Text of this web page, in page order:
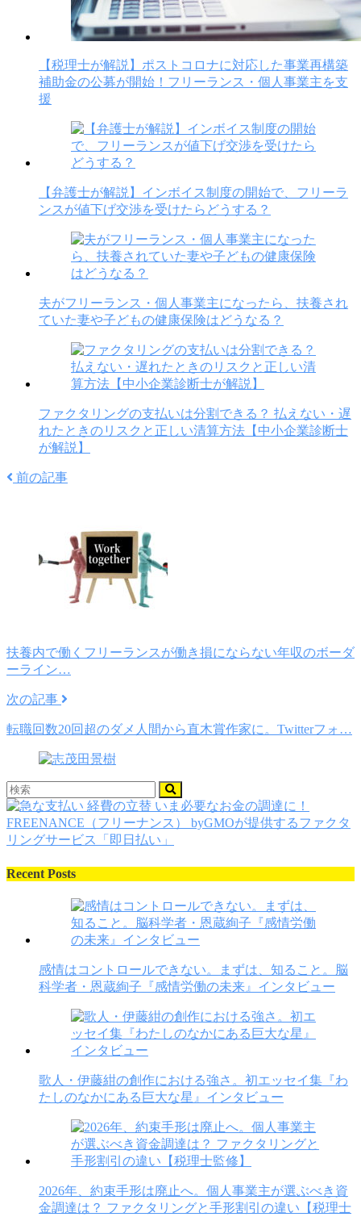
【税理士が解説】ポストコロナに対応した事業再構築
補助金の公募が開始！フリーランス・個人事業主を支
援
【弁護士が解説】インボイス制度の開始で、フリーラ
ンスが値下げ交渉を受けたらどうする？
夫がフリーランス・個人事業主になったら、扶養され
ていた妻や子どもの健康保険はどうなる？
ファクタリングの支払いは分割できる？ 払えない・遅
れたときのリスクと正しい清算方法【中小企業診断士
が解説】
前の記事
扶養内で働くフリーランスが働き損にならない年収のボーダ
ーライン…
次の記事
転職回数20回超のダメ人間から直木賞作家に。Twitterフォ…
Recent Posts
感情はコントロールできない。まずは、知ること。脳
科学者・恩蔵絢子『感情労働の未来』インタビュー
歌人・伊藤紺の創作における強さ。初エッセイ集『わ
たしのなかにある巨大な星』インタビュー
2026年、約束手形は廃止へ。個人事業主が選ぶべき資
金調達は？ ファクタリングと手形割引の違い【税理士